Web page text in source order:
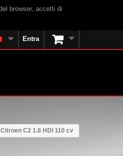
browser, accetti di
Entra
C2 1.6 HDI 110 cv